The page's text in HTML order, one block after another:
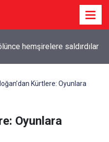
hemşirelere saldırdılar
Kürtlere: Oyunlara
Oyunlara